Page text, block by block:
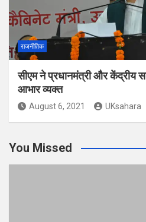
राजनीतिक
सीएम ने प्रधानमंत्री और केंद्रीय
आभार व्यक्त
August 6, 2021 UKsahara
You Missed